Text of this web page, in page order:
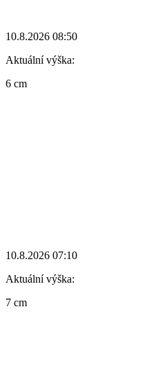
10.8.2026 08:50
Aktuální výška:
6 cm
10.8.2026 07:10
Aktuální výška:
7 cm